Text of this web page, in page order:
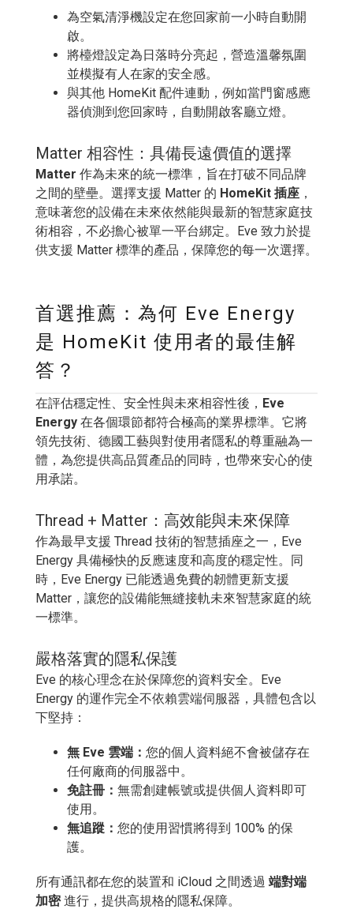
為空氣清淨機設定在您回家前一小時自動開
啟。
將檯燈設定為日落時分亮起，營造溫馨氛圍
並模擬有人在家的安全感。
與其他 HomeKit 配件連動，例如當門窗感應
器偵測到您回家時，自動開啟客廳立燈。
Matter 相容性：具備長遠價值的選擇
Matter 作為未來的統一標準，旨在打破不同品牌
之間的壁壘。選擇支援 Matter 的 HomeKit 插座 ，
意味著您的設備在未來依然能與最新的智慧家庭技
術相容，不必擔心被單一平台綁定。Eve 致力於提
供支援 Matter 標準的產品，保障您的每一次選擇。
首選推薦：為何 Eve Energy
是 HomeKit 使用者的最佳解
答？
在評估穩定性、安全性與未來相容性後， Eve
Energy 在各個環節都符合極高的業界標準。它將
領先技術、德國工藝與對使用者隱私的尊重融為一
體，為您提供高品質產品的同時，也帶來安心的使
用承諾。
Thread + Matter：高效能與未來保障
作為最早支援 Thread 技術的智慧插座之一，Eve
Energy 具備極快的反應速度和高度的穩定性。同
時，Eve Energy 已能透過免費的韌體更新支援
Matter，讓您的設備能無縫接軌未來智慧家庭的統
一標準。
嚴格落實的隱私保護
Eve 的核心理念在於保障您的資料安全。Eve
Energy 的運作完全不依賴雲端伺服器，具體包含以
下堅持：
無 Eve 雲端： 您的個人資料絕不會被儲存在
任何廠商的伺服器中。
免註冊： 無需創建帳號或提供個人資料即可
使用。
無追蹤： 您的使用習慣將得到 100% 的保
護。
所有通訊都在您的裝置和 iCloud 之間透過 端對端
加密進行，提供高規格的隱私保障。